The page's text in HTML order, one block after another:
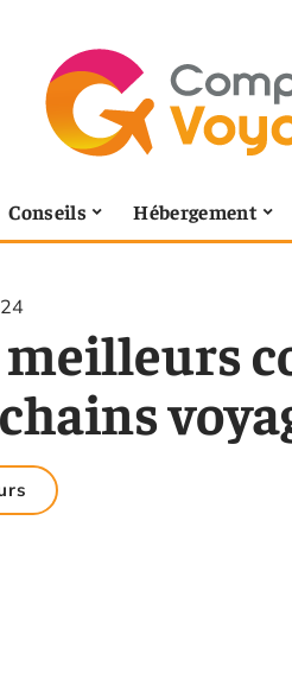
Conseils Hébergement
meilleurs